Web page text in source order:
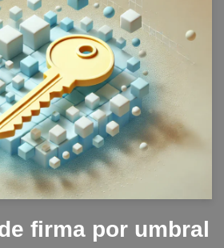
firma por umbral